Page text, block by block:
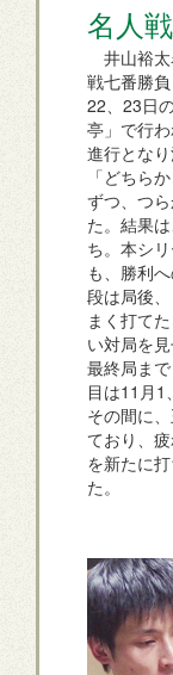
名人
井山裕太
戦七番勝
22、23日
亭」で行
進行とな
「どちら
ずつ、つ
た。結果
ち。本シ
も、勝利
段は局後
まく打て
い対局を
最終局ま
目は11月1
その間に
ており、
を新たに
た。